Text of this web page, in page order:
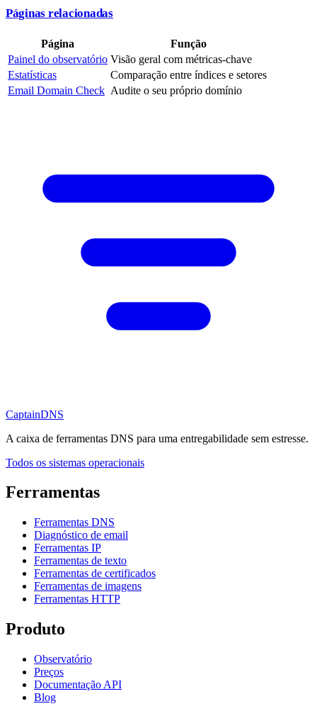
Páginas relacionadas
Página
Função
Painel do observatório Visão geral com métricas-chave
Estatísticas
Comparação entre índices e setores
Email Domain Check Audite o seu próprio domínio
CaptainDNS
A caixa de ferramentas DNS para uma entregabilidade sem estresse.
Todos os sistemas operacionais
Ferramentas
Ferramentas DNS
Diagnóstico de email
Ferramentas IP
Ferramentas de texto
Ferramentas de certificados
Ferramentas de imagens
Ferramentas HTTP
Produto
Observatório
Preços
Documentação API
Blog